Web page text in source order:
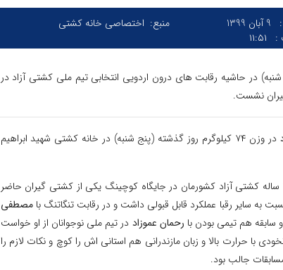
9 آبان 1399
:
۱۱:۵۱
منبع: اختصاصی خانه کشتی
در حاشیه رقابت های درون اردویی انتخابی تیم ملی کشتی آزاد در
در وزن ۷۴ کیلوگرم روز گذشته (پنج شنبه) در خانه کشتی شهید ابراهیم
، پدیده ۱۸ ساله کشتی آزاد کشورمان در جایگاه کوچینگ یکی از کشتی گیران حاضر
به سایر رقبا عملکرد قابل قبولی داشت و در رقابت تنگاتنگ بامصطفی
سابقه هم تیمی بودن با رحمان عموزاد در تیم ملی نوجوانان از او خواست
با حرارت بالا و زبان مازندرانی هم استانی اش را کوچ و نکات لازم را
جالب بود.